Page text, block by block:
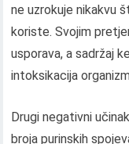
ne uzrokuje nikakvu
koriste. Svojim
usporava, a sadržaj
intoksikacija
Drugi negativni
broja purinskih